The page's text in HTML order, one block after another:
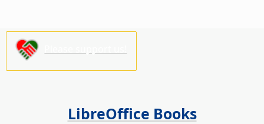
LibreOffice Books